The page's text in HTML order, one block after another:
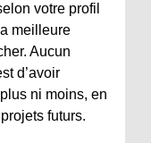
votre profil
meilleure
Aucun
d’avoir
ni moins, en
futurs.